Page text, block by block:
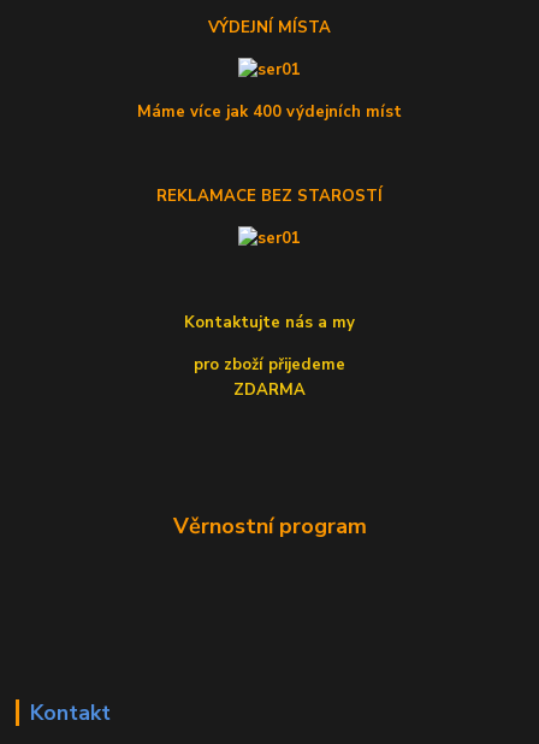
VÝDEJNÍ MÍSTA
Máme více jak 400 výdejních míst
REKLAMACE BEZ STAROSTÍ
Kontaktujte nás a my
pro zboží přijedeme
ZDARMA
Věrnostní program
Kontakt